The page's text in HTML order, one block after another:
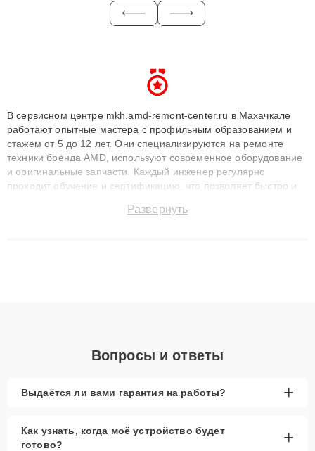
В сервисном центре mkh.amd-remont-center.ru в Махачкале
работают опытные мастера с профильным образованием и
стажем от 5 до 12 лет. Они специализируются на ремонте
техники бренда AMD, используют современное оборудование
и оригинальные запчасти. Каждый инженер регулярно
проходит обучение и сертификацию, что позволяет быстро и
сохранением гарантии до 3 лет. Наши мастера решают
Развернуть
Вопросы и ответы
Выдаётся ли вами гарантия на работы? +
Как узнать, когда моё устройство будет
готово?
+